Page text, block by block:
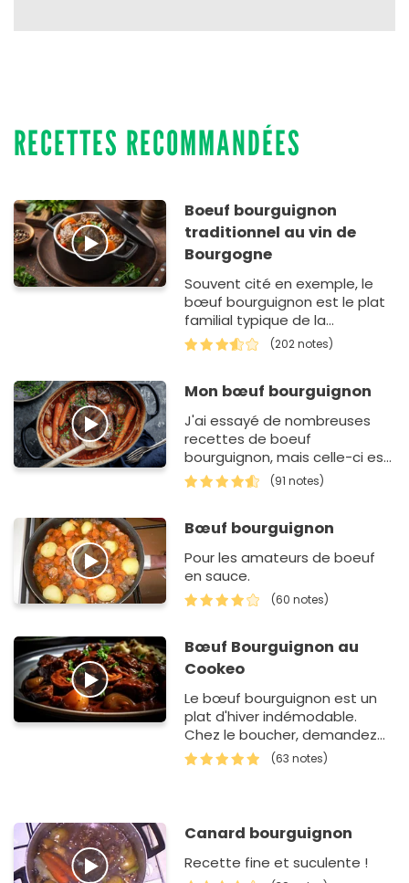
RECETTES RECOMMANDÉES
Boeuf bourguignon
traditionnel au vin de
Bourgogne
Souvent cité en exemple, le
bœuf bourguignon est le plat
familial typique de la
gastronomie française. Pour le
réussir, demandez à…
(202 notes)
Mon bœuf bourguignon
J'ai essayé de nombreuses
recettes de boeuf
bourguignon, mais celle-ci est
très simple, et pour moi reste
la meilleure.
(91 notes)
Bœuf bourguignon
Pour les amateurs de boeuf
en sauce.
(60 notes)
Bœuf Bourguignon au
Cookeo
Le bœuf bourguignon est un
plat d'hiver indémodable.
Chez le boucher, demandez
des morceaux taillés dans le
gite comme les jumeaux, le
(63 notes)
Canard bourguignon
Recette fine et suculente !